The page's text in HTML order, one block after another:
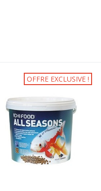
OFFRE EXCLUSIVE !